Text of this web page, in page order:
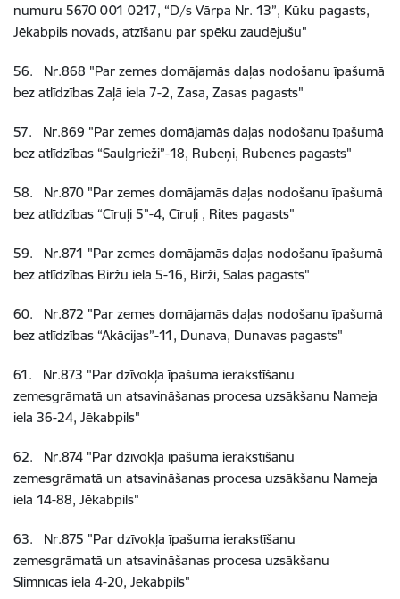
numuru 5670 001 0217, “D/s Vārpa Nr. 13”, Kūku pagasts,
Jēkabpils novads, atzīšanu par spēku zaudējušu"
56. Nr.868 "Par zemes domājamās daļas nodošanu īpašumā
bez atlīdzības Zaļā iela 7-2, Zasa, Zasas pagasts"
57. Nr.869 "Par zemes domājamās daļas nodošanu īpašumā
bez atlīdzības “Saulgrieži”-18, Rubeņi, Rubenes pagasts"
58. Nr.870 "Par zemes domājamās daļas nodošanu īpašumā
bez atlīdzības “Cīruļi 5”-4, Cīruļi , Rites pagasts"
59. Nr.871 "Par zemes domājamās daļas nodošanu īpašumā
bez atlīdzības Biržu iela 5-16, Birži, Salas pagasts"
60. Nr.872 "Par zemes domājamās daļas nodošanu īpašumā
bez atlīdzības “Akācijas”-11, Dunava, Dunavas pagasts"
61. Nr.873 "Par dzīvokļa īpašuma ierakstīšanu
zemesgrāmatā un atsavināšanas procesa uzsākšanu Nameja
iela 36-24, Jēkabpils"
62. Nr.874 "Par dzīvokļa īpašuma ierakstīšanu
zemesgrāmatā un atsavināšanas procesa uzsākšanu Nameja
iela 14-88, Jēkabpils"
63. Nr.875 "Par dzīvokļa īpašuma ierakstīšanu
zemesgrāmatā un atsavināšanas procesa uzsākšanu
Slimnīcas iela 4-20, Jēkabpils"